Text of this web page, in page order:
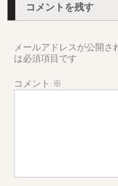
コメントを残す
メールアドレスが公開さ
は必須項目です
コメント ※